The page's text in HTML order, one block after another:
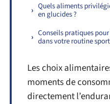
Quels aliments
en glucides ?
Conseils pratiques
dans votre routine
Les choix
moments de
directement